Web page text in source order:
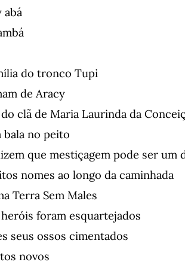
abá
do tronco Tupi
de Aracy
clã de Maria Laurinda da
no peito
que mestiçagem pode ser um
nomes ao longo da caminhada
Terra Sem Males
foram esquartejados
seus ossos cimentados
novos